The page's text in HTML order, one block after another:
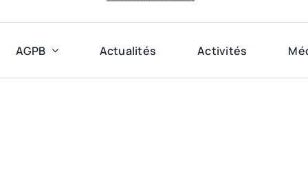
AGPB Actualités Activités